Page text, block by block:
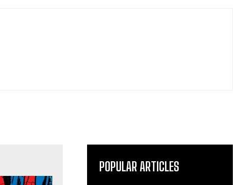
POPULAR ARTICLES